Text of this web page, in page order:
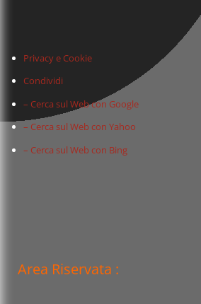
Privacy e Cookie
Condividi
– Cerca sul Web con Google
– Cerca sul Web con Yahoo
– Cerca sul Web con Bing
Area Riservata :